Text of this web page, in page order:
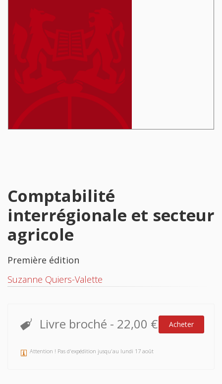
Comptabilité
interrégionale et secteur
agricole
Première édition
Suzanne Quiers-Valette
Livre broché - 22,00 € Acheter
Attention ! Pas d'expédition jusqu'au lundi 17 août